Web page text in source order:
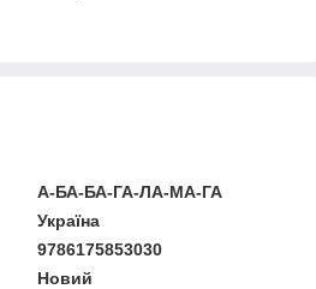
А-БА-БА-ГА-ЛА-МА-ГА
Україна
9786175853030
Новий